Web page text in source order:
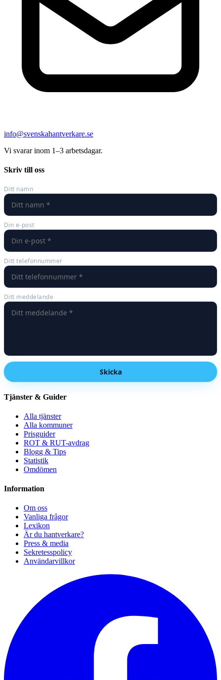
info@svenskahantverkare.se
Vi svarar inom 1–3 arbetsdagar.
Skriv till oss
Ditt namn
Din e-post
Ditt telefonnummer
Ditt meddelande
Skicka
Tjänster & Guider
Alla tjänster
Alla kommuner
Prisguider
ROT & RUT-avdrag
Blogg & Tips
Statistik
Omdömen
Information
Om oss
Vanliga frågor
Lexikon
Är du hantverkare?
Press & media
Sekretesspolicy
Användarvillkor